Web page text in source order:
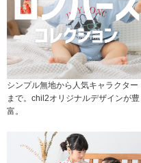
シンプル無地から人気キャラクター
まで。chil2オリジナルデザインが豊
富。